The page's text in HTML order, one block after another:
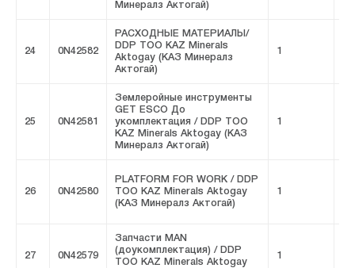
Минералз Актогай)
24 0N42582
РАСХОДНЫЕ МАТЕРИАЛЫ/
DDP ТОО KAZ Minerals
Aktogay (КАЗ Минералз
Актогай)
1
25 0N42581
Землеройные инструменты
GET ESCO До
укомплектация / DDP ТОО
KAZ Minerals Aktogay (КАЗ
Минералз Актогай)
1
26 0N42580
PLATFORM FOR WORK / DDP
ТОО KAZ Minerals Aktogay
(КАЗ Минералз Актогай)
1
27 0N42579
Запчасти MAN
(доукомплектация) / DDP
ТОО KAZ Minerals Aktogay
1